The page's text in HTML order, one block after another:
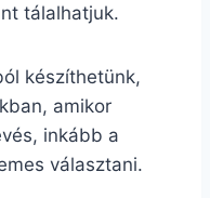
tálalhatjuk.
készíthetünk,
amikor
inkább a
választani.